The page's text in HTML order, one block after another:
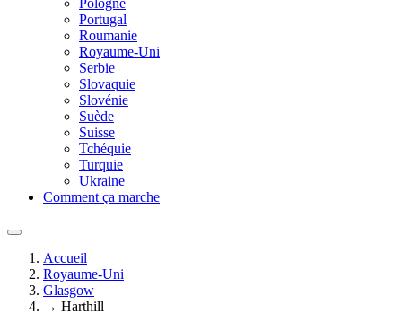
Pologne
Portugal
Roumanie
Royaume-Uni
Serbie
Slovaquie
Slovénie
Suède
Suisse
Tchéquie
Turquie
Ukraine
Comment ça marche
Accueil
Royaume-Uni
Glasgow
→ Harthill